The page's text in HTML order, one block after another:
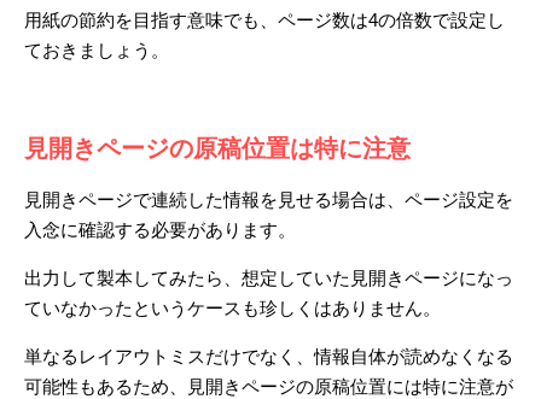
用紙の節約を目指す意味でも、ページ数は4の倍数で設定し
ておきましょう。
見開きページの原稿位置は特に注意
見開きページで連続した情報を見せる場合は、ページ設定を
入念に確認する必要があります。
出力して製本してみたら、想定していた見開きページになっ
ていなかったというケースも珍しくはありません。
単なるレイアウトミスだけでなく、情報自体が読めなくなる
可能性もあるため、見開きページの原稿位置には特に注意が